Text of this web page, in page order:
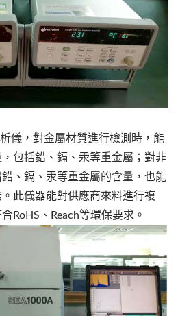
儀，對金屬材質進行檢測時，能
包括鉛、鎘、汞等重金屬；對非
、鎘、汞等重金屬的含量，也能
此儀器能對供應商來料進行複
RoHS、Reach等環保要求。